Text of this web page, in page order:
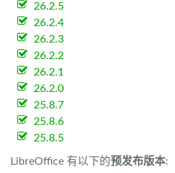
26.2.5
26.2.4
26.2.3
26.2.2
26.2.1
26.2.0
25.8.7
25.8.6
25.8.5
LibreOffice 有以下的预发布版本: